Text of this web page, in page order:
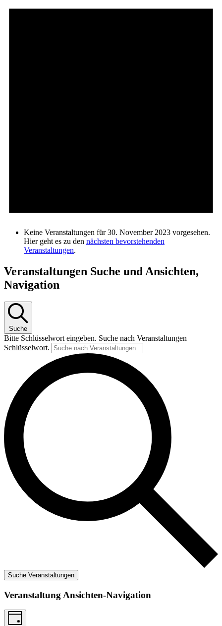
Keine Veranstaltungen für 30. November 2023 vorgesehen.
Hier geht es zu den nächsten bevorstehenden
Veranstaltungen.
Veranstaltungen Suche und Ansichten,
Navigation
Suche
Bitte Schlüsselwort eingeben. Suche nach Veranstaltungen
Schlüsselwort.
Suche Veranstaltungen
Veranstaltung Ansichten-Navigation